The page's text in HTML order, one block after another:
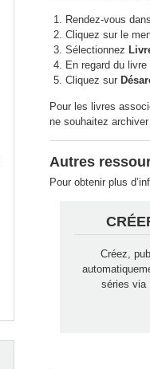
Rendez-vous
Cliquez sur le
Sélectionnez
En regard du
Cliquez sur
Pour les livres
ne souhaitez
Autres
Pour obtenir plus
Créez,
séries via